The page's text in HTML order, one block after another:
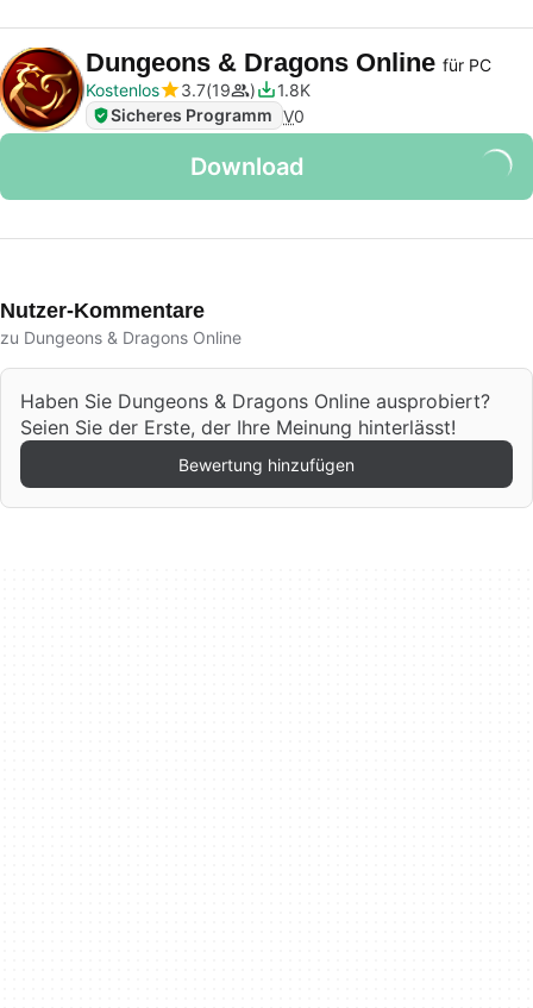
Dungeons & Dragons Online für PC
Kostenlos
3.7 19
1.8K
Sicheres Programm V0
Download
Nutzer-Kommentare
zu Dungeons & Dragons Online
Haben Sie Dungeons & Dragons Online ausprobiert?
Seien Sie der Erste, der Ihre Meinung hinterlässt!
Bewertung hinzufügen